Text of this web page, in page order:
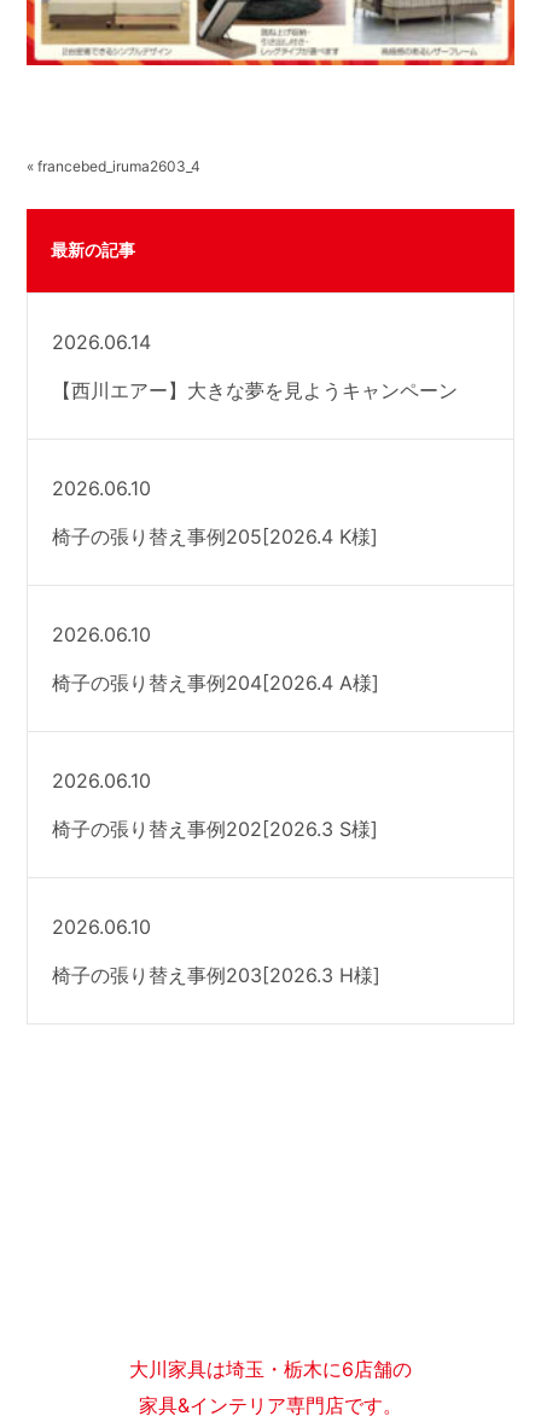
« francebed_iruma2603_4
最新の記事
2026.06.14
【西川エアー】大きな夢を見ようキャンペーン
2026.06.10
椅子の張り替え事例205[2026.4 K様]
2026.06.10
椅子の張り替え事例204[2026.4 A様]
2026.06.10
椅子の張り替え事例202[2026.3 S様]
2026.06.10
椅子の張り替え事例203[2026.3 H様]
大川家具は埼玉・栃木に6店舗の
家具&インテリア専門店です。